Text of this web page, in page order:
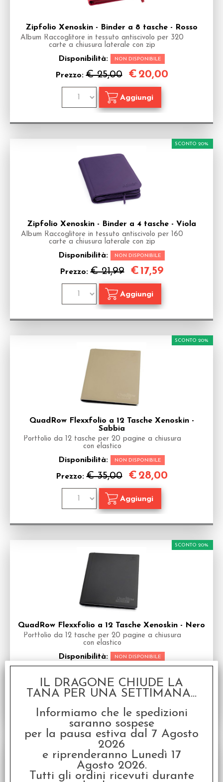
Zipfolio Xenoskin - Binder a 8 tasche - Rosso
Album Raccoglitore in tessuto antiscivolo per 320
carte a chiusura laterale con zip
Disponibilità: NON DISPONIBILE
Prezzo:€ 25,00 € 20,00
Zipfolio Xenoskin - Binder a 4 tasche - Viola
Album Raccoglitore in tessuto antiscivolo per 160
carte a chiusura laterale con zip
Disponibilità: NON DISPONIBILE
Prezzo:€ 21,99
SCONTO 20%
€17,59
QuadRow Flexxfolio a 12 Tasche Xenoskin -
Sabbia
Portfolio da 12 tasche per 20 pagine a chiusura
con elastico
Disponibilità: NON DISPONIBILE
Prezzo:€ 35,00
SCONTO 20%
€ 28,00
QuadRow Flexxfolio a 12 Tasche Xenoskin - Nero
Portfolio da 12 tasche per 20 pagine a chiusura
con elastico
Disponibilità: NON DISPONIBILE
SCONTO 20%
IL DRAGONE CHIUDE LA
TANA PER UNA SETTIMANA...
Informiamo che le spedizioni
saranno sospese
per la pausa estiva dal 7 Agosto
2026
e riprenderanno Lunedì 17
Agosto 2026.
Tutti gli ordini ricevuti durante